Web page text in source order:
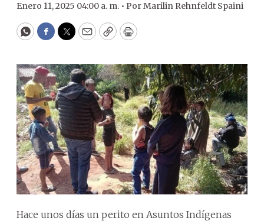
Enero 11, 2025 04:00 a. m. • PorMarilin Rehnfeldt Spaini
WhatsApp
Facebook
Twitter
EmailCopyPrint
Hace unos días un perito en Asuntos Indígenas